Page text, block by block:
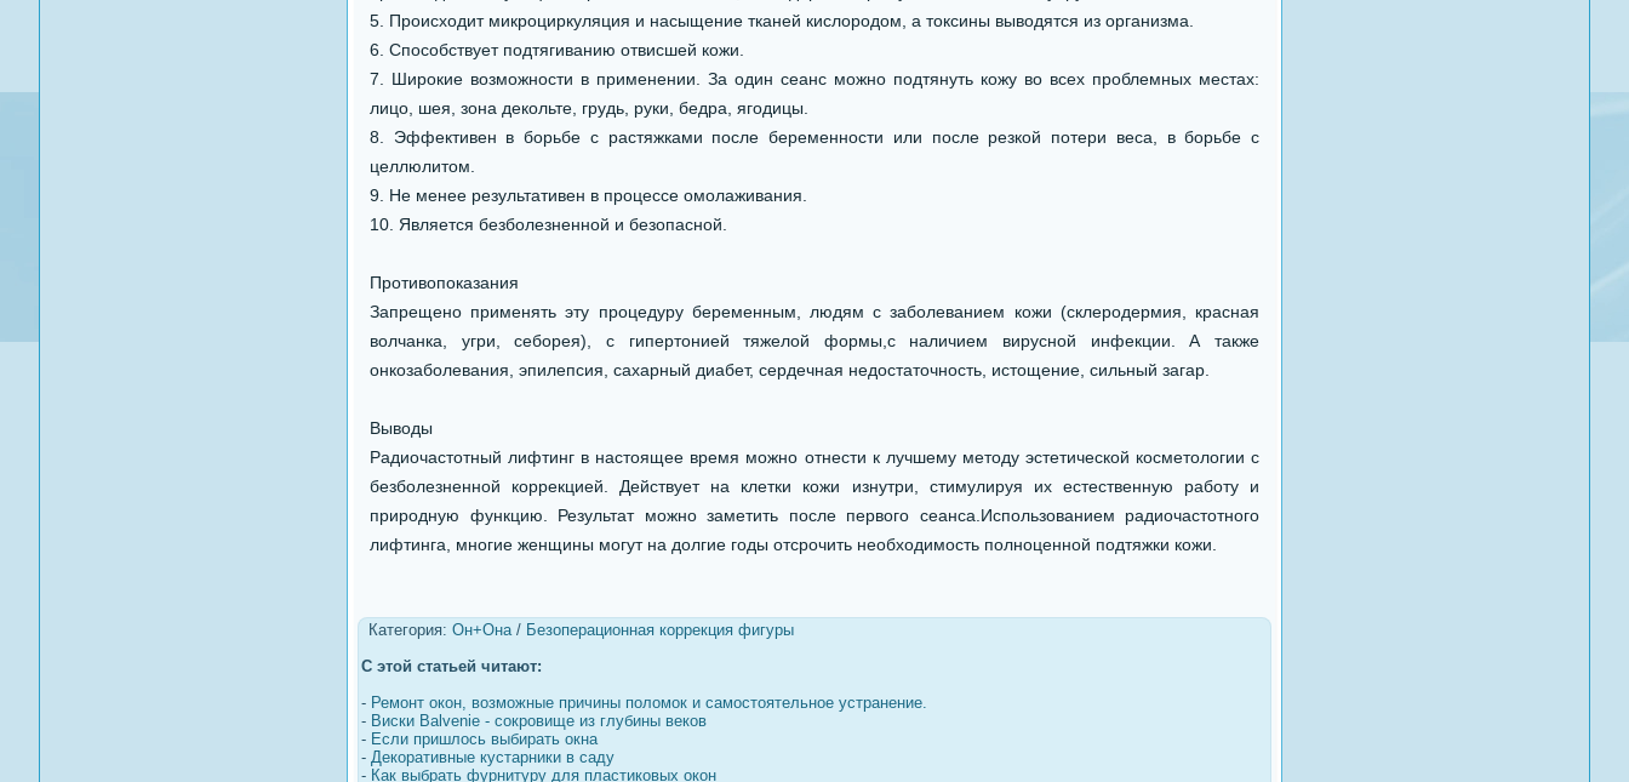
5. Происходит микроциркуляция и насыщение тканей кислородом, а токсины выводятся из организма.
6. Способствует подтягиванию отвисшей кожи.
7. Широкие возможности в применении. За один сеанс можно подтянуть кожу во всех проблемных местах:
лицо, шея, зона декольте, грудь, руки, бедра, ягодицы.
8. Эффективен в борьбе с растяжками после беременности или после резкой потери веса, в борьбе с
целлюлитом.
9. Не менее результативен в процессе омолаживания.
10. Является безболезненной и безопасной.
Противопоказания
Запрещено применять эту процедуру беременным, людям с заболеванием кожи (склеродермия, красная
волчанка, угри, себорея), с гипертонией тяжелой формы,с наличием вирусной инфекции. А также
онкозаболевания, эпилепсия, сахарный диабет, сердечная недостаточность, истощение, сильный загар.
Выводы
Радиочастотный лифтинг в настоящее время можно отнести к лучшему методу эстетической косметологии с
безболезненной коррекцией. Действует на клетки кожи изнутри, стимулируя их естественную работу и
природную функцию. Результат можно заметить после первого сеанса.Использованием радиочастотного
лифтинга, многие женщины могут на долгие годы отсрочить необходимость полноценной подтяжки кожи.
Категория: Он+Она/ Безоперационная коррекция фигуры
С этой статьей читают:
- Ремонт окон, возможные причины поломок и самостоятельное устранение.
- Виски Balvenie - сокровище из глубины веков
- Если пришлось выбирать окна
- Декоративные кустарники в саду
- Как выбрать фурнитуру для пластиковых окон